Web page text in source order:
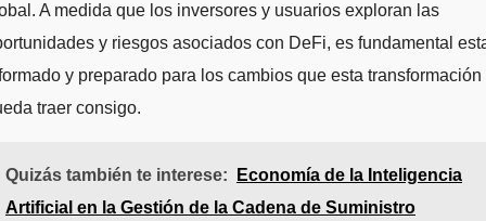
A medida que los inversores y usuarios exploran las
y riesgos asociados con DeFi, es fundamental
y preparado para los cambios que esta transformación
traer consigo.
Quizás también te interese:
Economía de la Inteligencia
Artificial en la Gestión de la Cadena de Suministro